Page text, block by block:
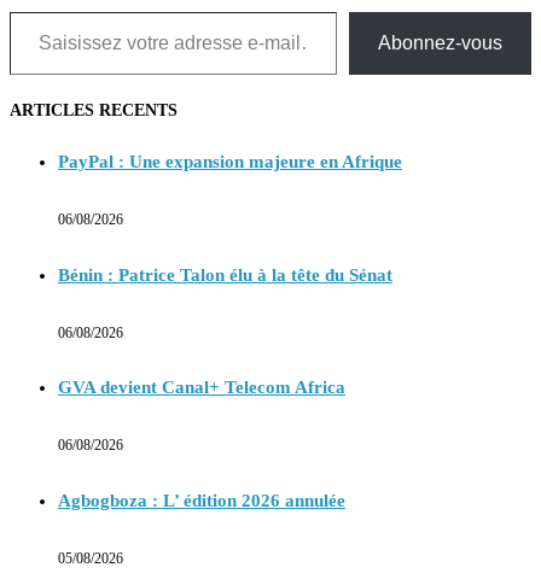
Saisissez votre adresse e-mail…
Abonnez-vous
ARTICLES RECENTS
PayPal : Une expansion majeure en Afrique
06/08/2026
Bénin : Patrice Talon élu à la tête du Sénat
06/08/2026
GVA devient Canal+ Telecom Africa
06/08/2026
Agbogboza : L’ édition 2026 annulée
05/08/2026